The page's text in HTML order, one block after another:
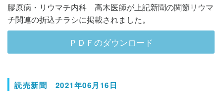
膠原病・リウマチ内科 高木医師が上記新聞の関節リウマ
チ関連の折込チラシに掲載されました。
ＰＤＦのダウンロード
読売新聞 2021年06月16日